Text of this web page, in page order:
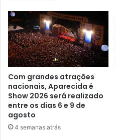
Com grandes atrações
nacionais, Aparecida é
Show 2026 será realizado
entre os dias 6 e 9 de
agosto
4 semanas atrás